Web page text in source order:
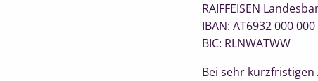
RAIFFEISEN
IBAN: AT6932 000
BIC: RLNWATWW
Bei sehr